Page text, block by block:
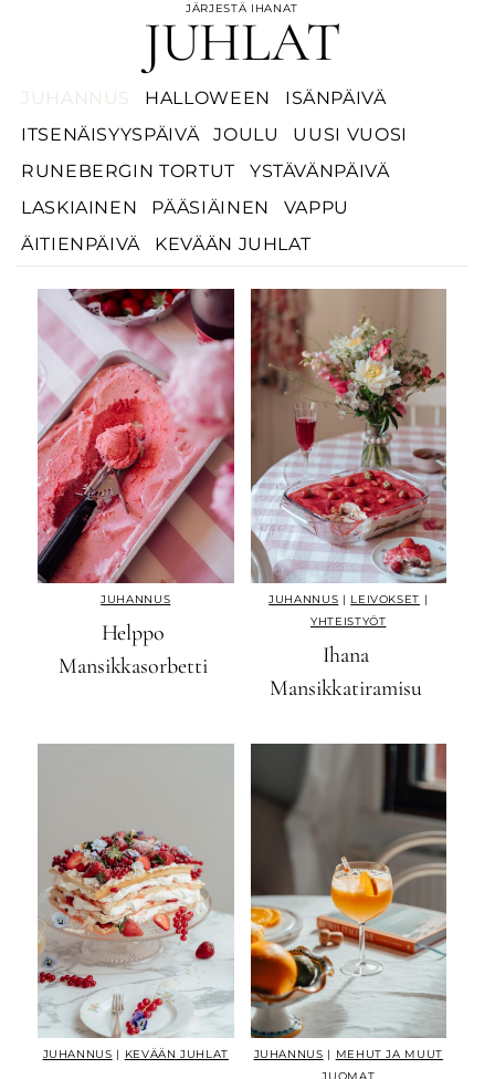
JÄRJESTÄ IHANAT
JUHLAT
JUHANNUS HALLOWEEN
ISÄNPÄIVÄ
ITSENÄISYYSPÄIVÄ
JOULU
UUSI VUOSI
RUNEBERGIN TORTUT
YSTÄVÄNPÄIVÄ
LASKIAINEN
PÄÄSIÄINEN
VAPPU
ÄITIENPÄIVÄ
KEVÄÄN JUHLAT
JUHANNUS
Helppo
Mansikkasorbetti
JUHANNUS | LEIVOKSET |
YHTEISTYÖT
Ihana
Mansikkatiramisu
JUHANNUS | KEVÄÄN JUHLAT JUHANNUS | MEHUT JA MUUT